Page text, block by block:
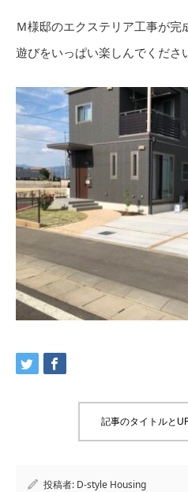
Ｍ様邸のエクステリア工事が完
遊びをいっぱい楽しんでくださ
記事のタイトルと
投稿者: D-style Housing